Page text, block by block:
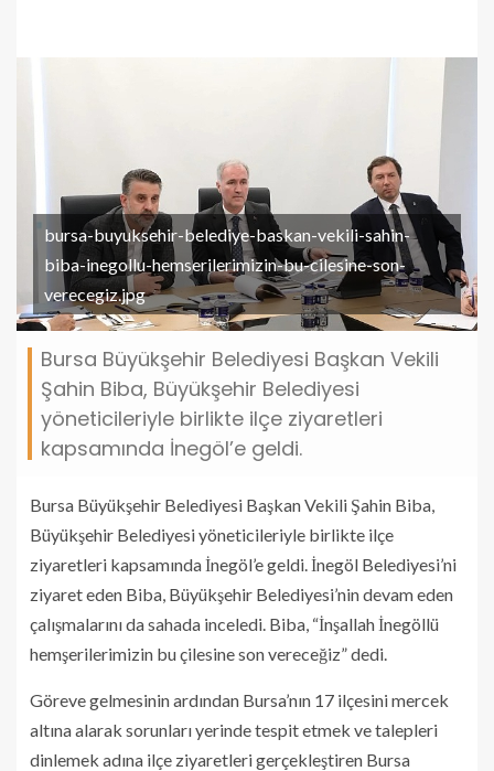
bursa-buyuksehir-belediye-baskan-vekili-sahin-
biba-inegollu-hemserilerimizin-bu-cilesine-son-
verecegiz.jpg
Bursa Büyükşehir Belediyesi Başkan Vekili
Şahin Biba, Büyükşehir Belediyesi
yöneticileriyle birlikte ilçe ziyaretleri
kapsamında İnegöl’e geldi.
Bursa Büyükşehir Belediyesi Başkan Vekili Şahin Biba,
Büyükşehir Belediyesi yöneticileriyle birlikte ilçe
ziyaretleri kapsamında İnegöl’e geldi. İnegöl Belediyesi’ni
ziyaret eden Biba, Büyükşehir Belediyesi’nin devam eden
çalışmalarını da sahada inceledi. Biba, “İnşallah İnegöllü
hemşerilerimizin bu çilesine son vereceğiz” dedi.
Göreve gelmesinin ardından Bursa’nın 17 ilçesini mercek
altına alarak sorunları yerinde tespit etmek ve talepleri
dinlemek adına ilçe ziyaretleri gerçekleştiren Bursa